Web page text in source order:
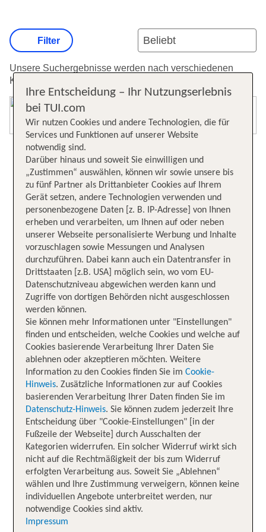
Unsere Suchergebnisse werden nach verschiedenen
Kriterien sortiert.
Filter
Ihre Entscheidung – Ihr Nutzungserlebnis
bei TUI.com
Wir nutzen Cookies und andere Technologien, die für
Services und Funktionen auf unserer Website
notwendig sind.
Darüber hinaus und soweit Sie einwilligen und
„Zustimmen“ auswählen, können wir sowie unsere bis
zu fünf Partner als Drittanbieter Cookies auf Ihrem
Gerät setzen, andere Technologien verwenden und
personenbezogene Daten [z. B. IP-Adresse] von Ihnen
erheben und verarbeiten, um Ihnen auf oder neben
unserer Webseite personalisierte Werbung und Inhalte
vorzuschlagen sowie Messungen und Analysen
durchzuführen. Dabei kann auch ein Datentransfer in
Drittstaaten [z.B. USA] möglich sein, wo vom EU-
Datenschutzniveau abgewichen werden kann und
Zugriffe von dortigen Behörden nicht ausgeschlossen
werden können.
Sie können mehr Informationen unter "Einstellungen"
finden und entscheiden, welche Cookies und welche auf
Cookies basierende Verarbeitung Ihrer Daten Sie
ablehnen oder akzeptieren möchten. Weitere
Information zu den Cookies finden Sie im Cookie-
Hinweis. Zusätzliche Informationen zur auf Cookies
basierenden Verarbeitung Ihrer Daten finden Sie im
Datenschutz-Hinweis. Sie können zudem jederzeit Ihre
Entscheidung über "Cookie-Einstellungen" [in der
Fußzeile der Webseite] durch Ausschalten der
Kategorien widerrufen. Ein solcher Widerruf wirkt sich
nicht auf die Rechtmäßigkeit der bis zum Widerruf
erfolgten Verarbeitung aus. Soweit Sie „Ablehnen“
wählen und Ihre Zustimmung verweigern, können keine
individuellen Angebote unterbreitet werden, nur
notwendige Cookies sind aktiv.
Impressum